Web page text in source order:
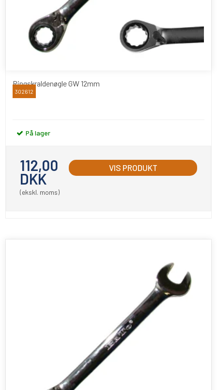
Ringskraldenøgle GW 12mm
BATO
302612
På lager
112,00
DKK
(ekskl. moms)
VIS PRODUKT